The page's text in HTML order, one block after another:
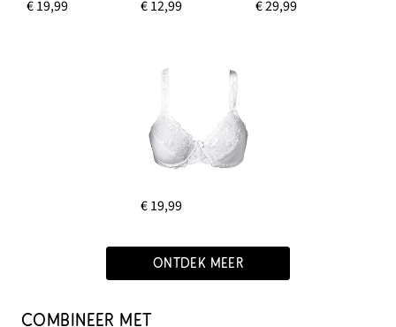
€ 19,99 € 12,99 € 29,99
€ 19,99
ONTDEK MEER
COMBINEER MET